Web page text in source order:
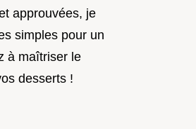
approuvées, je
simples pour un
à maîtriser le
desserts !